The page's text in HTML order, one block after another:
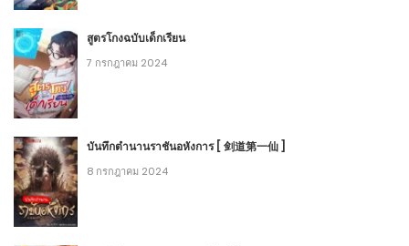
สูตรโกงฉบับเด็กเรียน
7 กรกฎาคม 2024
บันทึกตำนานราชันอหังการ [ 剑道第一仙 ]
8 กรกฎาคม 2024